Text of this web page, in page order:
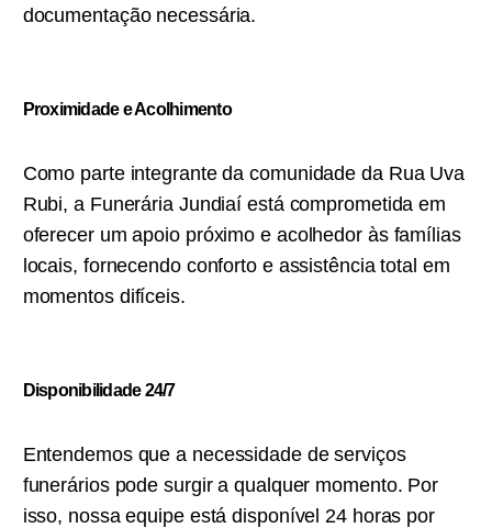
documentação necessária.
Proximidade e Acolhimento
Como parte integrante da comunidade da Rua Uva
Rubi, a Funerária Jundiaí está comprometida em
oferecer um apoio próximo e acolhedor às famílias
locais, fornecendo conforto e assistência total em
momentos difíceis.
Disponibilidade 24/7
Entendemos que a necessidade de serviços
funerários pode surgir a qualquer momento. Por
isso, nossa equipe está disponível 24 horas por